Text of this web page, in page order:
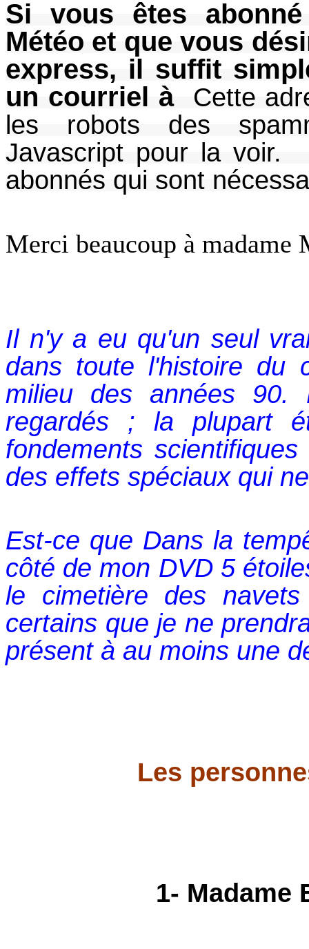
Si vous êtes
Météo et que vous
express, il suffit
un courriel à
Cette
les robots des
Javascript pour la voir.
abonnés qui sont
Merci beaucoup à
Il n'y a eu qu'un seul
dans toute l'histoire du
milieu des années
regardés ; la plupart
fondements
des effets spéciaux qui
Est-ce que Dans la
côté de mon DVD 5
le cimetière des navets
certains que je ne
présent à au moins une
Les
1- Madame